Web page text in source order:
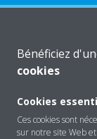
Bénéficiez
cookies
Cookies
Ces cookies sont
sur notre site Web